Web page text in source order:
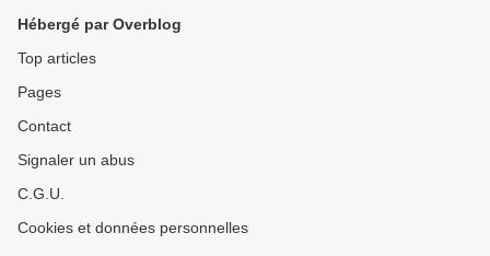
Hébergé par Overblog
Top articles
Pages
Contact
Signaler un abus
C.G.U.
Cookies et données personnelles